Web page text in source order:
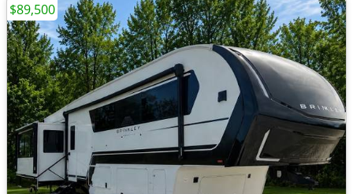
$89,500